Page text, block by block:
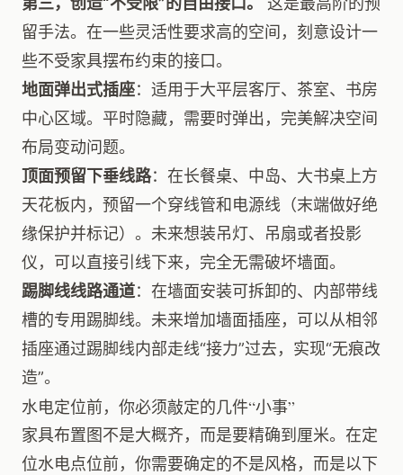
留手法。在一些灵活性要求高的空间，刻意设计一
些不受家具摆布约束的接口。
地面弹出式插座：适用于大平层客厅、茶室、书房
中心区域。平时隐藏，需要时弹出，完美解决空间
布局变动问题。
顶面预留下垂线路：在长餐桌、中岛、大书桌上方
天花板内，预留一个穿线管和电源线（末端做好绝
缘保护并标记）。未来想装吊灯、吊扇或者投影
仪，可以直接引线下来，完全无需破坏墙面。
踢脚线线路通道：在墙面安装可拆卸的、内部带线
槽的专用踢脚线。未来增加墙面插座，可以从相邻
插座通过踢脚线内部走线“接力”过去，实现“无痕改
造”。
水电定位前，你必须敲定的几件“小事”
家具布置图不是大概齐，而是要精确到厘米。在定
位水电点位前，你需要确定的不是风格，而是以下